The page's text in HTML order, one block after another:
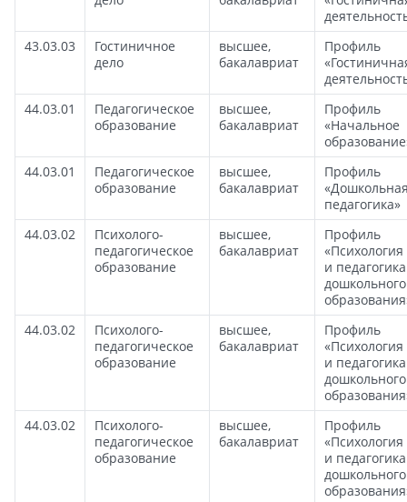
43.03.03
Гостиничное
дело
высшее,
бакалавриат
Профиль
44.03.01
Педагогическое
образование
высшее,
бакалавриат
Профиль
«Начальное
44.03.01
Педагогическое
образование
высшее,
бакалавриат
Профиль
педагогика»
44.03.02
Психолого-
педагогическое
образование
высшее,
бакалавриат
Профиль
«Психология
и педагогика
дошкольного
44.03.02
Психолого-
педагогическое
образование
высшее,
бакалавриат
Профиль
«Психология
и педагогика
дошкольного
44.03.02
Психолого-
педагогическое
образование
высшее,
бакалавриат
Профиль
«Психология
и педагогика
дошкольного